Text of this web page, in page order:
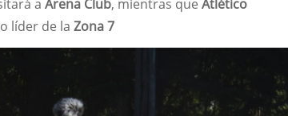
aArena Club, mientras queAtlético
líder de laZona 7